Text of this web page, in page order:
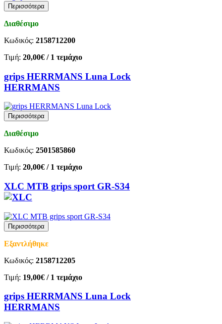
Περισσότερα
Διαθέσιμο
Κωδικός: 2158712200
Τιμή: 20,00€ / 1 τεμάχιο
grips HERRMANS Luna Lock
HERRMANS
Περισσότερα
Διαθέσιμο
Κωδικός: 2501585860
Τιμή: 20,00€ / 1 τεμάχιο
XLC MTB grips sport GR-S34
Περισσότερα
Εξαντλήθηκε
Κωδικός: 2158712205
Τιμή: 19,00€ / 1 τεμάχιο
grips HERRMANS Luna Lock
HERRMANS